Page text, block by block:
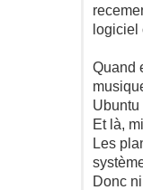
logiciel
Quand
Ubuntu
Et là,
Les
Donc